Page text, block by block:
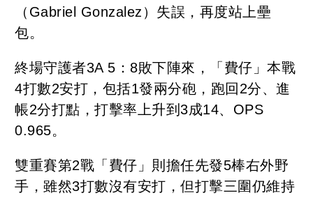
（Gabriel Gonzalez）失誤，再度站上壘
包。
終場守護者3A 5：8敗下陣來，「費仔」本戰
4打數2安打，包括1發兩分砲，跑回2分、進
帳2分打點，打擊率上升到3成14、OPS
0.965。
雙重賽第2戰「費仔」則擔任先發5棒右外野
手，雖然3打數沒有安打，但打擊三圍仍維持